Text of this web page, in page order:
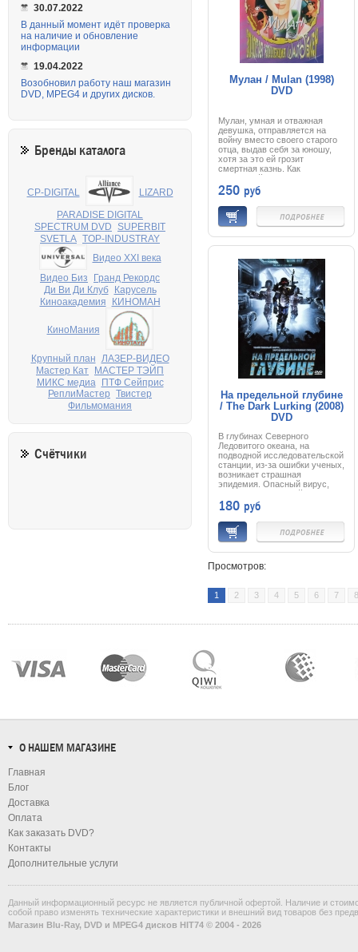
Мулан / Mulan (1998)
DVD
Мулан, умная и отважная
девушка, отправляется на
войну вместо своего старого
отца, выдав себя за юношу,
хотя за это ей грозит
смертная казнь. Как
настоящий солдат, Мулан
сильна и вынослива,
бесстрашна и находчива. Эти
качества, а также маленький
дракончик Мушу, Сверчок,
якобы приносящий удачу, и
верный конь помогут ей
одержать победу над
обрести хороших друзей и
найти настоящую любовь...
250 руб
На предельной глубине
/ The Dark Lurking (2008)
DVD
В глубинах Северного
Ледовитого океана, на
подводной исследовательской
станции, из-за ошибки ученых,
возникает страшная
эпидемия. Опасный вирус,
попав в кровь людей,
превращает их в зомби.
Одной царапины достаточно,
чтобы в организме начался
необратимый процесс
мутации.
Потеряв связь со станцией,
дно спасательную
место, солдаты спецназа
обнаруживают, что огромное
от спасателей зависит судьба
глубины, он уничтожит все
180 руб
Просмотров:
1 2 3 4 5 6 7 8
30.07.2022
В данный момент идёт проверка
на наличие и обновление
информации
19.04.2022
Возобновил работу наш магазин
DVD, MPEG4 и других дисков.
Бренды каталога
CP-DIGITAL LIZARD
PARADISE DIGITAL
SPECTRUM DVD SUPERBIT
SVETLA TOP-INDUSTRAY
Видео XXI века
Видео Биз
Гранд Рекордс
Ди Ви Ди Клуб
Карусель
Киноакадемия
КИНОМАН
КиноМания
Крупный план ЛАЗЕР-ВИДЕО
Мастер Кат МАСТЕР ТЭЙП
МИКС медиа
ПТФ Сейприс
РеплиМастер Твистер
Фильмомания
Счётчики
О НАШЕМ МАГАЗИНЕ
Главная
Блог
Доставка
Оплата
Как заказать DVD?
Контакты
Дополнительные услуги
Данный информационный ресурс не является публичной офертой. Наличие и
собой право изменять технические характеристики и внешний вид товаров без
Магазин Blu-Ray, DVD и MPEG4 дисков HIT74 © 2004 - 2026